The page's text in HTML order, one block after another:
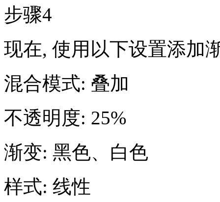
步骤4
现在, 使用以下设置添加
混合模式: 叠加
不透明度: 25%
渐变: 黑色、白色
样式: 线性